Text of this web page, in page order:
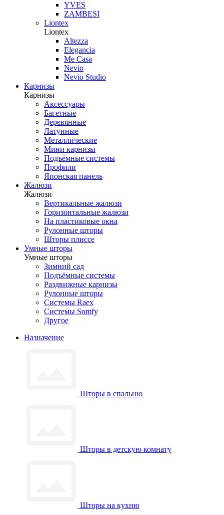
YVES
ZAMBESI
Liontex
Liontex
Altezza
Elegancia
Me Casa
Nevio
Nevio Studio
Карнизы
Карнизы
Аксессуары
Багетные
Деревянные
Латунные
Металлические
Мини карнизы
Подъёмные системы
Профили
Японская панель
Жалюзи
Жалюзи
Вертикальные жалюзи
Горизонтальные жалюзи
На пластиковые окна
Рулонные шторы
Шторы плиссе
Умные шторы
Умные шторы
Зимний сад
Подъёмные системы
Раздвижные карнизы
Рулонные шторы
Системы Raex
Системы Somfy
Другое
Назначение
Шторы в спальню
Шторы в детскую комнату
Шторы на кухню